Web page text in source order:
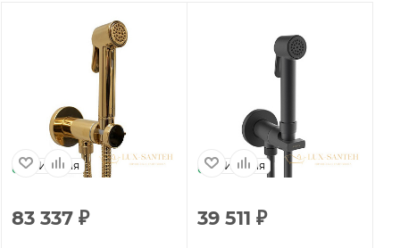
Италия
83 337 ₽
Италия
39 511 ₽